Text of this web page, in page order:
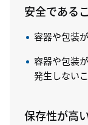
安全である
容器や包装
容器や包装
発生しない
保存性が高